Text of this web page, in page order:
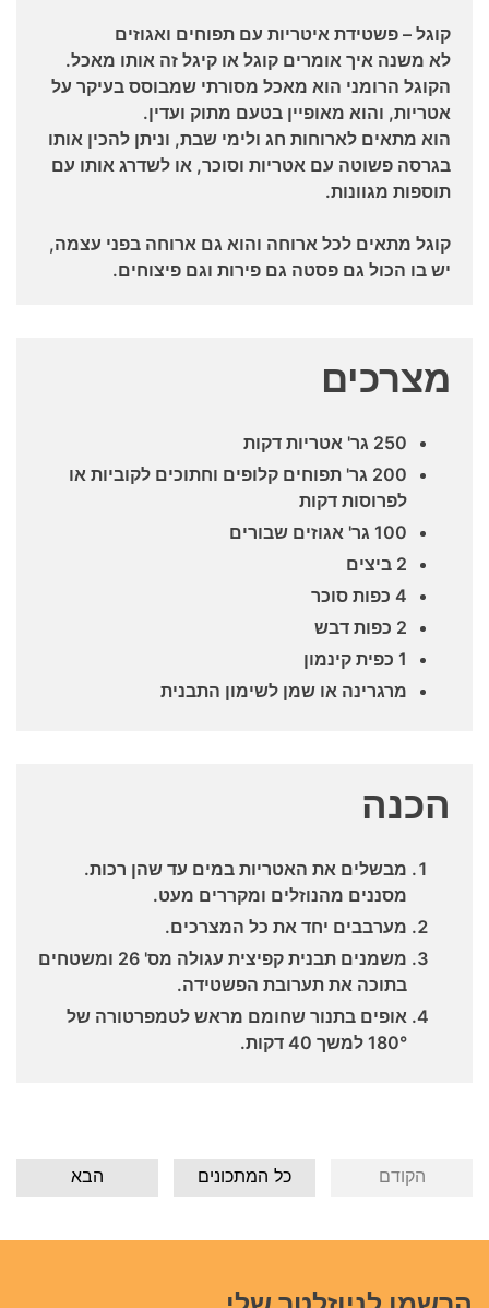
קוגל – פשטידת איטריות עם תפוחים ואגוזים
לא משנה איך אומרים קוגל או קיגל זה אותו מאכל.
הקוגל הרומני הוא מאכל מסורתי שמבוסס בעיקר על
אטריות, והוא מאופיין בטעם מתוק ועדין.
הוא מתאים לארוחות חג ולימי שבת, וניתן להכין אותו
בגרסה פשוטה עם אטריות וסוכר, או לשדרג אותו עם
תוספות מגוונות.
קוגל מתאים לכל ארוחה והוא גם ארוחה בפני עצמה,
יש בו הכול גם פסטה גם פירות וגם פיצוחים.
מצרכים
250 גר' אטריות דקות
200 גר' תפוחים קלופים וחתוכים לקוביות או
לפרוסות דקות
100 גר' אגוזים שבורים
2 ביצים
4 כפות סוכר
2 כפות דבש
1 כפית קינמון
מרגרינה או שמן לשימון התבנית
הכנה
מבשלים את האטריות במים עד שהן רכות.
מסננים מהנוזלים ומקררים מעט.
מערבבים יחד את כל המצרכים.
משמנים תבנית קפיצית עגולה מס' 26 ומשטחים
בתוכה את תערובת הפשטידה.
אופים בתנור שחומם מראש לטמפרטורה של
180° למשך 40 דקות.
הבא כל המתכונים הקודם